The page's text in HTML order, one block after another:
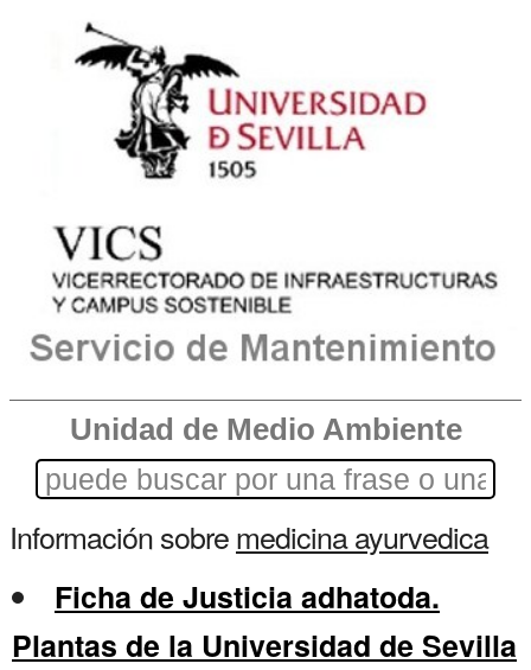
Unidad de Medio Ambiente
Información sobremedicina ayurvedica
Ficha de Justicia adhatoda.
Plantas de la Universidad de Sevilla